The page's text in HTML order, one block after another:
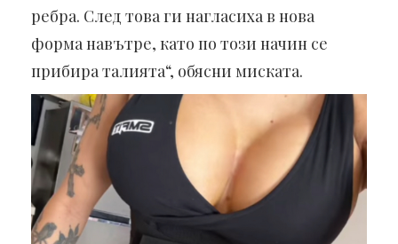
ребра. След това ги нагласиха в нова
форма навътре, като по този начин се
прибира талията“, обясни миската.